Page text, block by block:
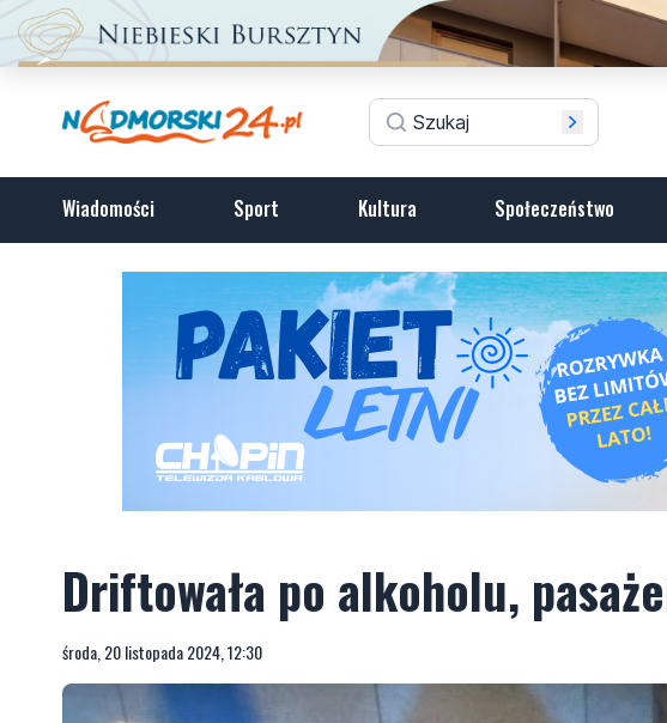
Wiadomości Sport Kultura Społeczeństwo
Driftowała po alkoholu,
środa, 20 listopada 2024, 12:30